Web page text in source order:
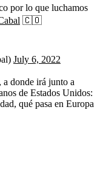
por lo que luchamos
🇨🇴
July 6, 2022
a donde irá junto a
de Estados Unidos:
qué pasa en Europa